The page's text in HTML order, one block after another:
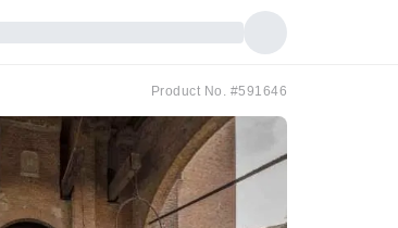
Product No. #591646